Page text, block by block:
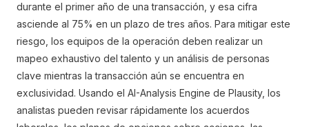
durante el primer año de una transacción, y esa cifra
asciende al 75% en un plazo de tres años. Para mitigar este
riesgo, los equipos de la operación deben realizar un
mapeo exhaustivo del talento y un análisis de personas
clave mientras la transacción aún se encuentra en
exclusividad. Usando el AI-Analysis Engine de Plausity, los
analistas pueden revisar rápidamente los acuerdos